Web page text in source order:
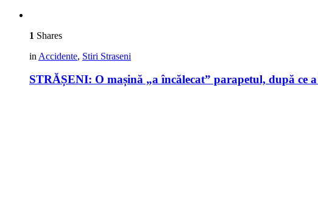
1 Shares
in Accidente, Stiri Straseni
STRĂȘENI: O mașină „a încălecat” parapetul, după ce